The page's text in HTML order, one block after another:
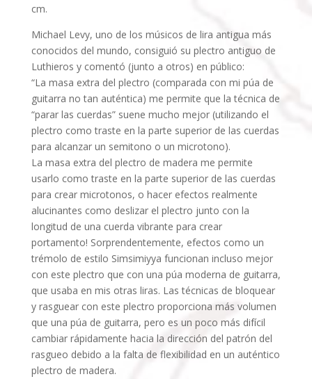
cm.
Michael Levy, uno de los músicos de lira antigua más
conocidos del mundo, consiguió su plectro antiguo de
Luthieros y comentó (junto a otros) en público:
“La masa extra del plectro (comparada con mi púa de
guitarra no tan auténtica) me permite que la técnica de
“parar las cuerdas” suene mucho mejor (utilizando el
plectro como traste en la parte superior de las cuerdas
para alcanzar un semitono o un microtono).
La masa extra del plectro de madera me permite
usarlo como traste en la parte superior de las cuerdas
para crear microtonos, o hacer efectos realmente
alucinantes como deslizar el plectro junto con la
longitud de una cuerda vibrante para crear
portamento! Sorprendentemente, efectos como un
trémolo de estilo Simsimiyya funcionan incluso mejor
con este plectro que con una púa moderna de guitarra,
que usaba en mis otras liras. Las técnicas de bloquear
y rasguear con este plectro proporciona más volumen
que una púa de guitarra, pero es un poco más difícil
cambiar rápidamente hacia la dirección del patrón del
rasgueo debido a la falta de flexibilidad en un auténtico
plectro de madera.